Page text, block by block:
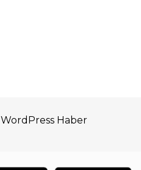
WordPress Haber